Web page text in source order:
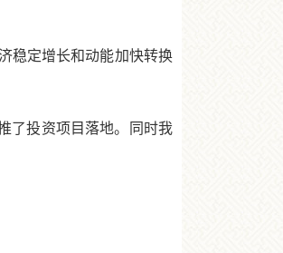
稳定增长和动能加快转换
了投资项目落地。同时我